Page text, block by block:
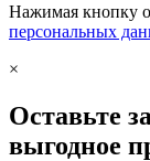
Нажимая кнопку
персональных
×
Оставьте
выгодное